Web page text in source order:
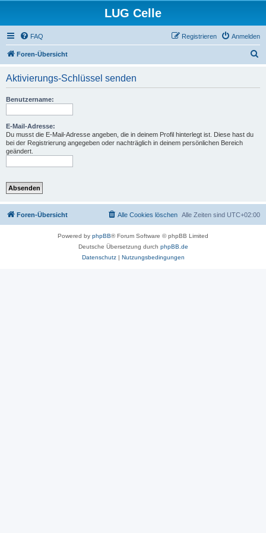
LUG Celle
FAQ Anmelden
Registrieren
Foren-Übersicht
Aktivierungs-Schlüssel senden
Benutzername:
E-Mail-Adresse:
Du musst die E-Mail-Adresse angeben, die in deinem Profil hinterlegt ist. Diese hast du
bei der Registrierung angegeben oder nachträglich in deinem persönlichen Bereich
geändert.
Foren-Übersicht Alle Zeiten sind UTC+02:00
Alle Cookies löschen
Powered by phpBB® Forum Software © phpBB Limited
Deutsche Übersetzung durch phpBB.de
Datenschutz| Nutzungsbedingungen